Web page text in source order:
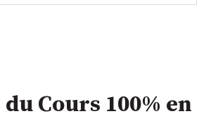
Cours 100% en